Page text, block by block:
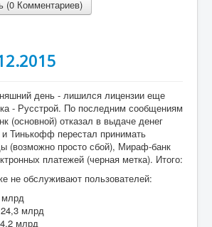
(0 Комментариев)
день - лишился лицензии еще
- Русстрой. По последним сообщениям
(основной) отказал в выдаче денег
Тинькофф перестал принимать
(возможно просто сбой), Мираф-банк
платежей (черная метка). Итого:
не обслуживают пользователей:
млрд
млрд
млрд